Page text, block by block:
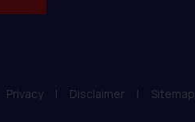
Privacy | Disclaimer | Sitemap